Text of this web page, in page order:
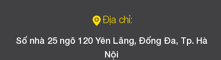
Địa chỉ:
Số nhà 25 ngõ 120 Yên Lãng, Đống Đa, Tp. Hà
Nội